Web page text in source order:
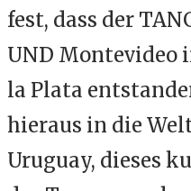
fest, dass der
UND Montevideo
la Plata
hieraus in die
Uruguay, dieses